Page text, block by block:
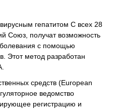
гепатитом С всех 28
Союз, получат возможность
с помощью
Этот метод разработан
средств (European
ведомство
регистрацию и